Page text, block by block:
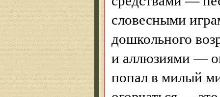
словесными
дошкольного
и аллюзиями —
попал в милый